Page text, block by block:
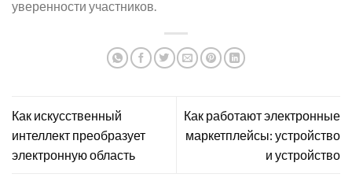
уверенности участников.
Как искусственный
интеллект преобразует
электронную область
Как работают электронные
маркетплейсы: устройство
и устройство